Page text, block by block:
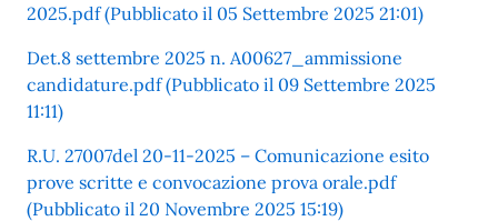
2025.pdf (Pubblicato il 05 Settembre 2025 21:01)
Det.8 settembre 2025 n. A00627_ammissione
candidature.pdf (Pubblicato il 09 Settembre 2025
11:11)
R.U. 27007del 20-11-2025 – Comunicazione esito
prove scritte e convocazione prova orale.pdf
(Pubblicato il 20 Novembre 2025 15:19)